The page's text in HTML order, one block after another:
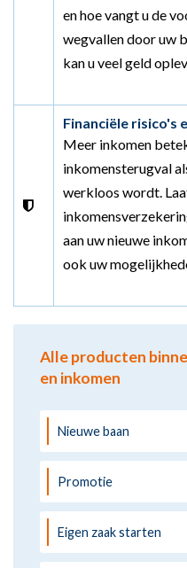
en hoe vangt u de
wegvallen door uw
kan u veel geld
Financiële risico's
Meer inkomen
inkomensterugval
werkloos wordt.
aan uw nieuwe
ook uw
Alle producten
en inkomen
Nieuwe baan
Promotie
Eigen zaak starten